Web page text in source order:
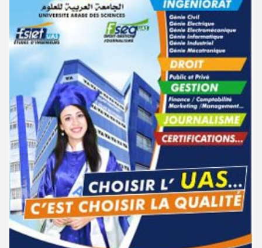
06-08
06-08 سحب إستدعاء مناظرة إعادة التوجيه أوت 2026 - جامعة سوسة
تمديد آجال الترشح للماجستير بالمعهد العالي لعلوم و تقنيات المياه بقابس
2026-2027
05-08
2027
05-08 الإعلان عن نتائج الدورة الرئيسية للتوجيه الجامعي - باكالوريا 2026
05-08 فتح مناظرة لإنتداب عرفاء بسلك الحرس الوطني لسنة 2026
05-08 تسجيل طلبة كلية الآداب والفنون والإنسانيات بمنوبة 2026-2027
05-08 المعهد العالي للرياضة و التربية البدنية بقصر السعيد : ترسيم السنوات الثانية
والثالثة دكتوراه
05-08
تمديد آجال الترشح للماجستير بكلية العلوم بقابس 2026-2027
17-06 مناظرة الإلتحاق بالتكوين في مستوى مؤهل التقني السامي - دورة سبتمبر
2025
مناظرة إنتداب ضباط إصلاح بوزارة العدل لسنة 2023
06-01 سحب الإستدعاءات الخاصة بمناظرة الإلتحاق بالتكوين في مستوى مؤهل
التقني السامي فيفري 2025
15-11 مناظرة الإلتحاق بالتكوين في مستوى مؤهل التقني السامي - دورة فيفري 2025
11-09 الإعلان عن نتائج مناظرة الإلتحاق بالتكوين في مستوى مؤهل التقني السامي -
دورة سبتمبر 2024
02-09 نتائج مناظرة الإلتحاق بالتكوين في مستوى مؤهل التقني السامي - دورة
سبتمبر 2024
28-06 دليل التوجيه للأكاديميات والمدارس العسكرية 2024
27-06
مناظرة الدخول للأكاديميات العسكرية 2024-2025